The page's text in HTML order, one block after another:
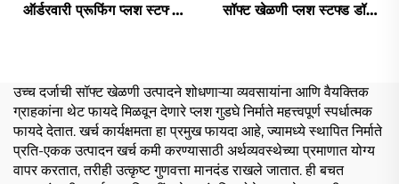
ऑर्डरवारी प्रूफिंग प्लश स्टफ्ड
सॉफ्ट खेळणी प्लश स्टफ्ड डॉल
उच्च दर्जाची सॉफ्ट खेळणी उत्पादने शोधणाऱ्या व्यवसायांना आणि वैयक्तिक
ग्राहकांना थेट फायदे मिळवून देणारे प्लश गुडघे निर्माते महत्त्वपूर्ण स्पर्धात्मक
फायदे देतात. खर्च कार्यक्षमता हा प्रमुख फायदा आहे, ज्यामध्ये स्थापित निर्माते
प्रति-एकक उत्पादन खर्च कमी करण्यासाठी अर्थव्यवस्थेच्या प्रमाणात योग्य
वापर करतात, तरीही उत्कृष्ट गुणवत्ता मानदंड राखले जातात. ही बचत